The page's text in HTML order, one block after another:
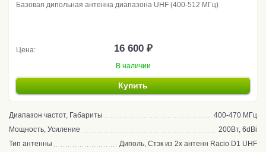
Базовая дипольная антенна диапазона UHF (400-512 МГц)
Цена: 16 600 ₽
В наличии
Купить
Диапазон частот, Габариты
400-470 МГц
Мощность, Усиление
200Вт, 6dBi
Тип антенны
Диполь, Стэк из 2х антенн Racio D1 UHF